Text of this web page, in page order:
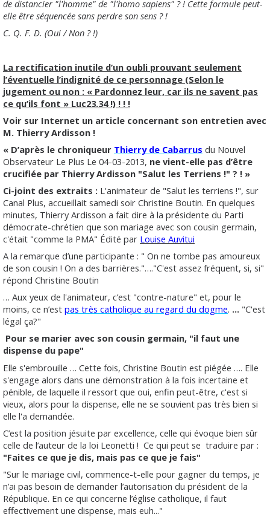
de distancier "l'homme" de "l'homo sapiens" ? ! Cette formule peut-
elle être séquencée sans perdre son sens ? !
C. Q. F. D. (Oui / Non ? !)
La rectification inutile d’un oubli prouvant seulement
l’éventuelle l’indignité de ce personnage (Selon le
jugement ou non : « Pardonnez leur, car ils ne savent pas
ce qu’ils font » Luc23.34 !) ! ! !
Voir sur Internet un article concernant son entretien avec
M. Thierry Ardisson !
« D’après le chroniqueur Thierry de Cabarrus du Nouvel
Observateur Le Plus Le 04-03-2013, ne vient-elle pas d’être
crucifiée par Thierry Ardisson "Salut les Terriens !" ? ! »
Ci-joint des extraits : L'animateur de "Salut les terriens !", sur
Canal Plus, accueillait samedi soir Christine Boutin. En quelques
minutes, Thierry Ardisson a fait dire à la présidente du Parti
démocrate-chrétien que son mariage avec son cousin germain,
c'était "comme la PMA" Édité par Louise Auvitui
A la remarque d’une participante : " On ne tombe pas amoureux
de son cousin ! On a des barrières."…."C'est assez fréquent, si, si"
répond Christine Boutin
… Aux yeux de l'animateur, c’est "contre-nature" et, pour le
moins, ce n’est pas très catholique au regard du dogme. … "C'est
légal ça?"
Pour se marier avec son cousin germain, "il faut une
dispense du pape"
Elle s'embrouille … Cette fois, Christine Boutin est piégée …. Elle
s'engage alors dans une démonstration à la fois incertaine et
pénible, de laquelle il ressort que oui, enfin peut-être, c'est si
vieux, alors pour la dispense, elle ne se souvient pas très bien si
elle l'a demandée.
C’est la position jésuite par excellence, celle qui évoque bien sûr
celle de l’auteur de la loi Leonetti ! Ce qui peut se traduire par :
"Faites ce que je dis, mais pas ce que je fais"
"Sur le mariage civil, commence-t-elle pour gagner du temps, je
n’ai pas besoin de demander l’autorisation du président de la
République. En ce qui concerne l’église catholique, il faut
effectivement une dispense, mais euh..."